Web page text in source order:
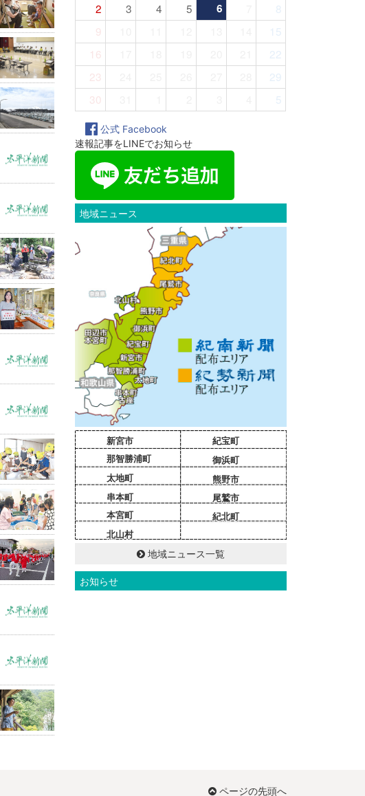
2
3 4 5 6
8
9
15
16
22
23
29
30
5
公式 Facebook
速報記事をLINEでお知らせ
地域ニュース
新宮市
那智勝浦町
太地町
串本町
本宮町
北山村
紀宝町
御浜町
熊野市
尾鷲市
紀北町
地域ニュース一覧
お知らせ
ページの先頭へ